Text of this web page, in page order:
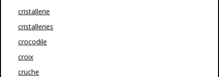
cristallerie
cristalleries
crocodile
croix
cruche